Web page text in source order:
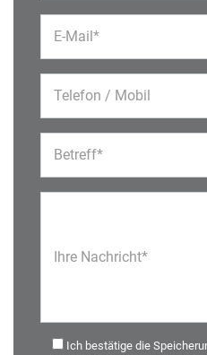
E-Mail*
Telefon / Mobil
Betreff*
Ihre Nachricht*
Ich bestätige die